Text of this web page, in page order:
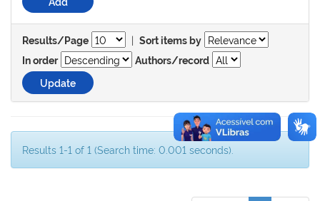
Results/Page | Sort items by
In order
Authors/record
Results 1-1 of 1 (Search time: 0.001 seconds).